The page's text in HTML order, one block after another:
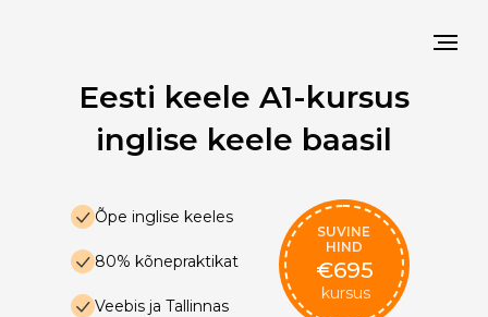
Eesti keele A1-kursus
inglise keele baasil
Veebis ja Tallinnas
80% kõnepraktikat
Õpe inglise keeles
kursus
€695
SUVINE
HIND